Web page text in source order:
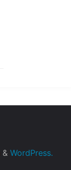
& WordPress.